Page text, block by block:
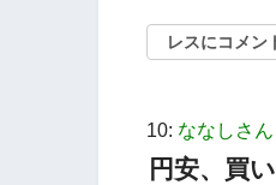
レスにコメン
10: ななしさん
円安、買